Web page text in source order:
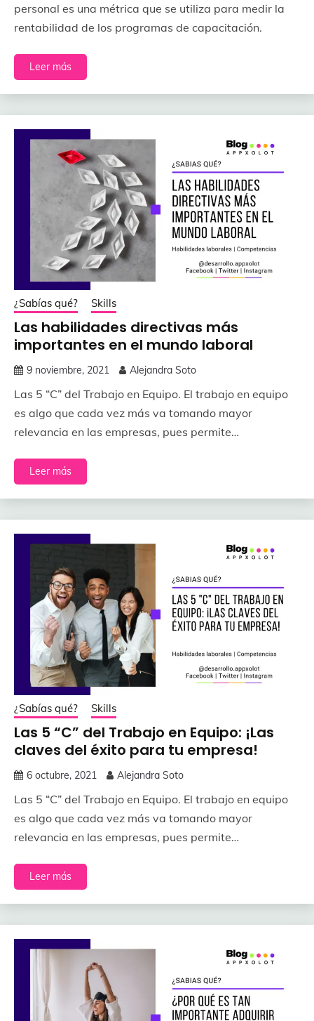
personal es una métrica que se utiliza para medir la
rentabilidad de los programas de capacitación.
Leer más
¿Sabías qué? Skills
Las habilidades directivas más
importantes en el mundo laboral
9 noviembre, 2021 Alejandra Soto
Las 5 “C” del Trabajo en Equipo. El trabajo en equipo
es algo que cada vez más va tomando mayor
relevancia en las empresas, pues permite…
Leer más
¿Sabías qué? Skills
Las 5 “C” del Trabajo en Equipo: ¡Las
claves del éxito para tu empresa!
6 octubre, 2021 Alejandra Soto
Las 5 “C” del Trabajo en Equipo. El trabajo en equipo
es algo que cada vez más va tomando mayor
relevancia en las empresas, pues permite…
Leer más